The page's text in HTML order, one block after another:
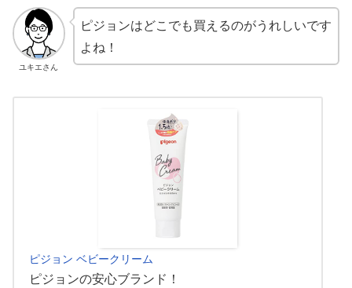
ユキエさん
ピジョンはどこでも買えるのがうれしいです
よね！
ピジョン ベビークリーム
ピジョンの安心ブランド！